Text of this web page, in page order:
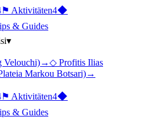
⚑ Aktivitäten4◆
& Guides
▾
Velouchi)→◇ Profitis Ilias
Markou Botsari)→
⚑ Aktivitäten4◆
& Guides